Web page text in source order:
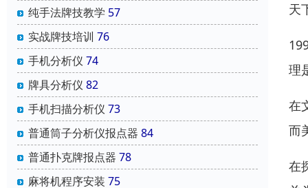
纯手法牌技教学 57
实战牌技培训 76
手机分析仪 74
牌具分析仪 82
手机扫描分析仪 73
普通筒子分析仪报点器 84
普通扑克牌报点器 78
麻将机程序安装 75
天
理
在
而
在